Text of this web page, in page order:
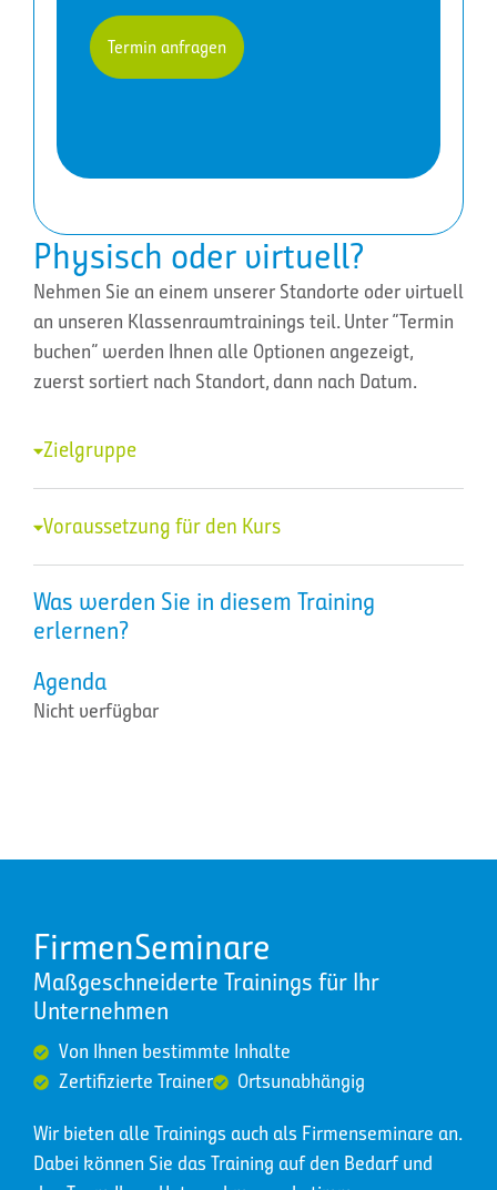
Physisch oder virtuell?
Nehmen Sie an einem unserer Standorte oder virtuell
an unseren Klassenraumtrainings teil. Unter “Termin
buchen” werden Ihnen alle Optionen angezeigt,
zuerst sortiert nach Standort, dann nach Datum.
Zielgruppe
Voraussetzung für den Kurs
Was werden Sie in diesem Training
erlernen?
Agenda
Nicht verfügbar
Termin anfragen
FirmenSeminare
Maßgeschneiderte Trainings für Ihr
Unternehmen
Von Ihnen bestimmte Inhalte
Zertifizierte Trainer
Ortsunabhängig
Wir bieten alle Trainings auch als Firmenseminare an.
Dabei können Sie das Training auf den Bedarf und